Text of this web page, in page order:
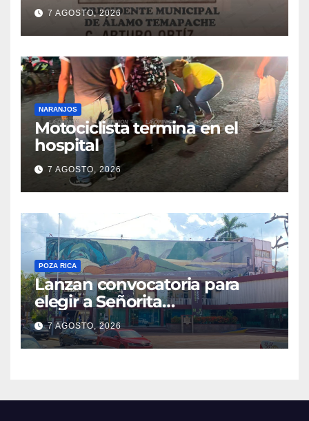
7 AGOSTO, 2026
NARANJOS
Motociclista termina en el
hospital
7 AGOSTO, 2026
POZA RICA
Lanzan convocatoria para
elegir a Señorita
Independencia, Patria y
Libertad 2026
7 AGOSTO, 2026